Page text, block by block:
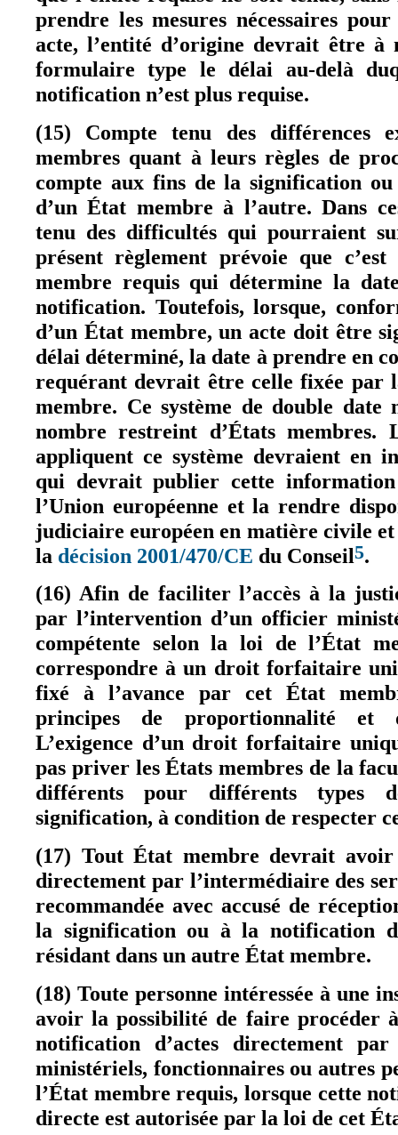
prendre les mesures nécessaires
acte, l’entité d’origine devrait être à
formulaire type le délai au-delà
notification n’est plus requise.
(15) Compte tenu des différences
membres quant à leurs règles de
compte aux fins de la signification
d’un État membre à l’autre. Dans
tenu des difficultés qui pourraient
présent règlement prévoie que
membre requis qui détermine la
notification. Toutefois, lorsque,
d’un État membre, un acte doit être
délai déterminé, la date à prendre en
requérant devrait être celle fixée par
membre. Ce système de double date
nombre restreint d’États membres.
appliquent ce système devraient en
qui devrait publier cette
l’Union européenne et la rendre
judiciaire européen en matière civile
la décision 2001/470/CE (le lien est externe)
du Conseil5.
(16) Afin de faciliter l’accès à la
par l’intervention d’un officier
compétente selon la loi de l’État
correspondre à un droit forfaitaire
fixé à l’avance par cet État
principes de proportionnalité et
L’exigence d’un droit forfaitaire
pas priver les États membres de la
différents pour différents types
signification, à condition de respecter
(17) Tout État membre devrait
directement par l’intermédiaire des
recommandée avec accusé de
la signification ou à la notification
résidant dans un autre État membre.
(18) Toute personne intéressée à une
avoir la possibilité de faire procéder
notification d’actes directement
ministériels, fonctionnaires ou autres
l’État membre requis, lorsque cette
directe est autorisée par la loi de cet